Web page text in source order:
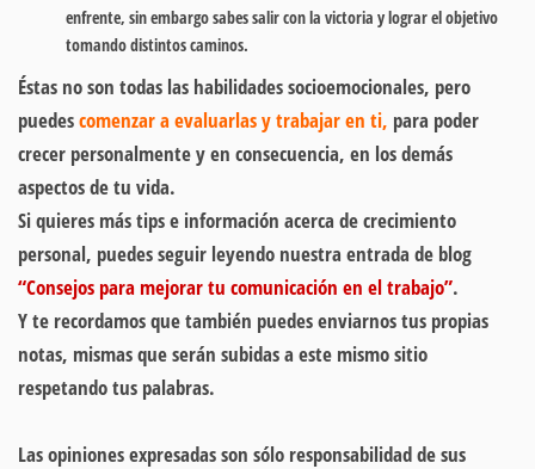
enfrente, sin embargo sabes salir con la victoria y lograr el objetivo
tomando distintos caminos.
Éstas no son todas las habilidades socioemocionales, pero
puedescomenzar a evaluarlas y trabajar en ti, para poder
crecer personalmente y en consecuencia, en los demás
aspectos de tu vida.
Si quieres más tips e información acerca de crecimiento
personal, puedes seguir leyendo nuestra entrada de blog
“Consejos para mejorar tu comunicación en el trabajo”.
Y te recordamos que también puedes enviarnos tus propias
notas, mismas que serán subidas a este mismo sitio
respetando tus palabras.
Las opiniones expresadas son sólo responsabilidad de sus